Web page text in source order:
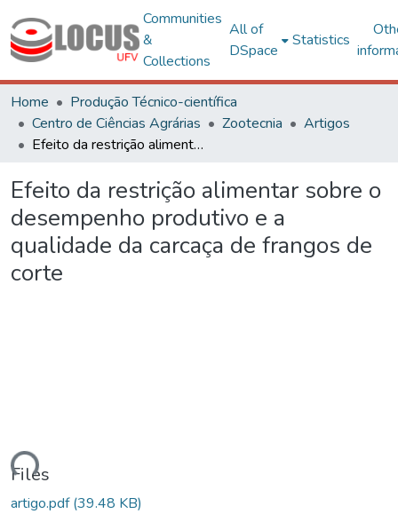
Communities
&
Collections
All of
DSpace
Statistics
Home
Produção Técnico-científica
Centro de Ciências Agrárias
Zootecnia
Artigos
Efeito da restrição alimentar sobre o desempenho produtivo e a qualidade da carcaça de frangos de corte
Efeito da restrição alimentar sobre o
desempenho produtivo e a
qualidade da carcaça de frangos de
corte
Files
artigo.pdf(39.48 KB)